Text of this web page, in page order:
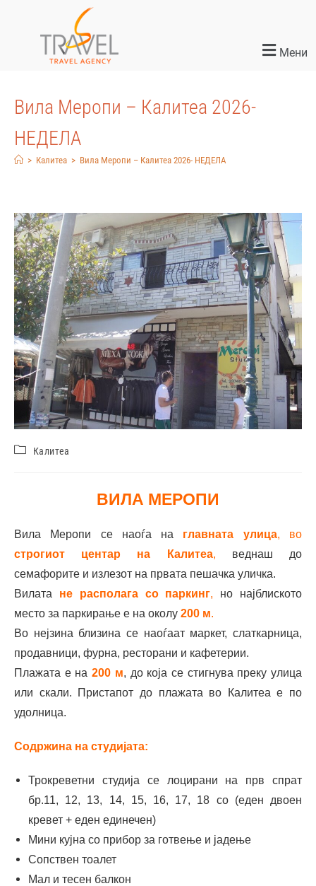
Мени
Вила Меропи – Калитеа 2026-
НЕДЕЛА
> Калитеа > Вила Меропи – Калитеа 2026- НЕДЕЛА
Калитеа
ВИЛА МЕРОПИ
Вила Меропи се наоѓа на главната улица, во
строгиот центар на Калитеа, веднаш до
семафорите и излезот на првата пешачка уличка.
Вилата не располага со паркинг, но најблиското
место за паркирање е на околу 200 м.
Во нејзина близина се наоѓаат маркет, слаткарница,
продавници, фурна, ресторани и кафетерии.
Плажата е на200 м, до која се стигнува преку улица
или скали. Пристапот до плажата во Калитеа е по
удолница.
Содржина на студијата:
Трокреветни студија се лоцирани на прв спрат
бр.11, 12, 13, 14, 15, 16, 17, 18 со (еден двоен
кревет + еден единечен)
Мини кујна со прибор за готвење и јадење
Сопствен тоалет
Мал и тесен балкон